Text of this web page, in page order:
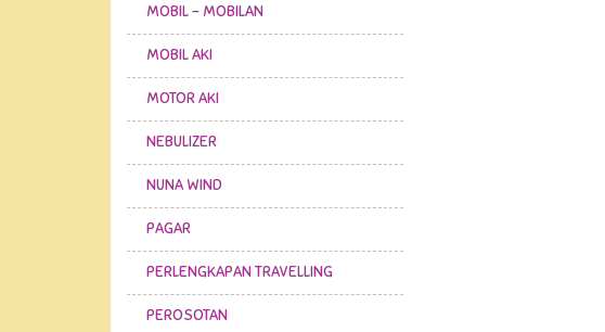
MOBIL - MOBILAN
MOBIL AKI
MOTOR AKI
NEBULIZER
NUNA WIND
PAGAR
PERLENGKAPAN TRAVELLING
PEROSOTAN